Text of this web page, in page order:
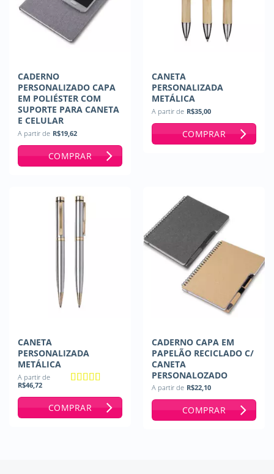
CADERNO
PERSONALIZADO CAPA
EM POLIÉSTER COM
SUPORTE PARA CANETA
E CELULAR
A partir de R$19,62
COMPRAR
CANETA
PERSONALIZADA
METÁLICA
A partir de R$35,00
COMPRAR
CANETA
PERSONALIZADA
METÁLICA
A partir de
R$46,72
COMPRAR
CADERNO CAPA EM
PAPELÃO RECICLADO C/
CANETA
PERSONALOZADO
A partir de R$22,10
COMPRAR